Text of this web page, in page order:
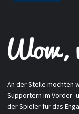
An der Stelle möchten
Supportern im Vorder-
der Spieler für das